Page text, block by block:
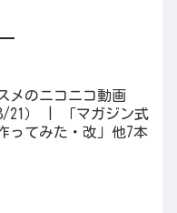
メのニコニコ動画
21） | 「マガジン式
ってみた・改」他7本